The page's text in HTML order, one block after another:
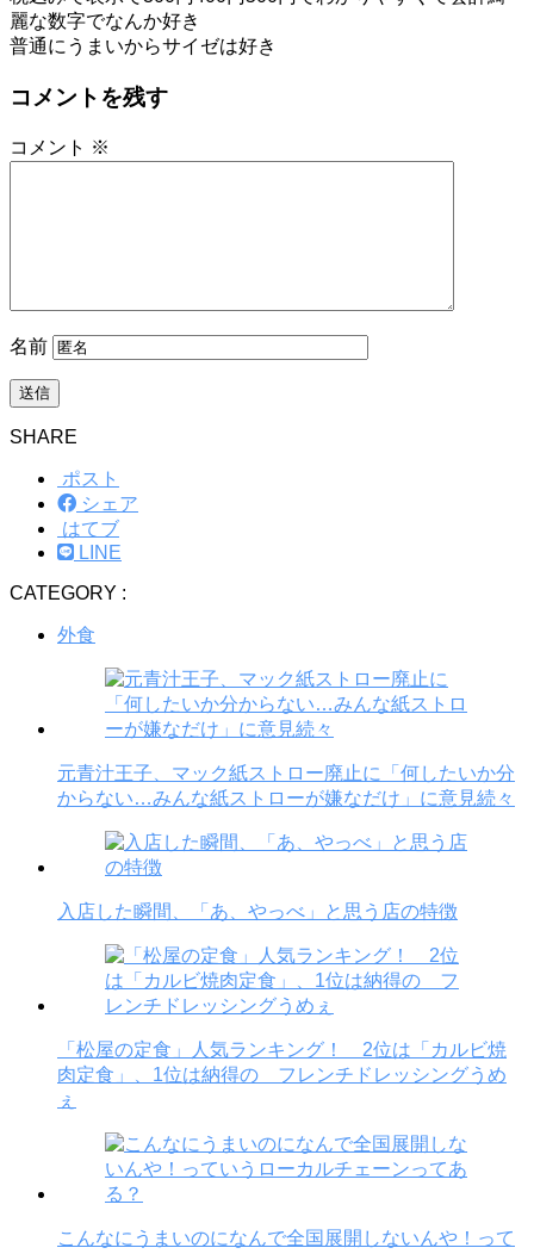
麗な数字でなんか好き
普通にうまいからサイゼは好き
コメントを残す
コメント ※
名前
SHARE
ポスト
シェア
はてブ
LINE
CATEGORY :
外食
元青汁王子、マック紙ストロー廃止に「何したいか分
からない…みんな紙ストローが嫌なだけ」に意見続々
入店した瞬間、「あ、やっべ」と思う店の特徴
「松屋の定食」人気ランキング！ 2位は「カルビ焼
肉定食」、1位は納得の フレンチドレッシングうめ
ぇ
こんなにうまいのになんで全国展開しないんや！って